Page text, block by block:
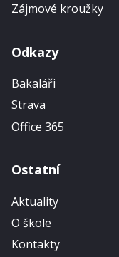
Zájmové kroužky
Odkazy
Bakaláři
Strava
Office 365
Ostatní
Aktuality
O škole
Kontakty